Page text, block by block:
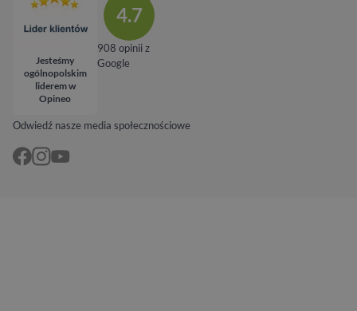
Odwiedź nasze media społecznościowe
Jesteśmy
ogólnopolskim
liderem w
Opineo
4.7
908 opinii z
Google